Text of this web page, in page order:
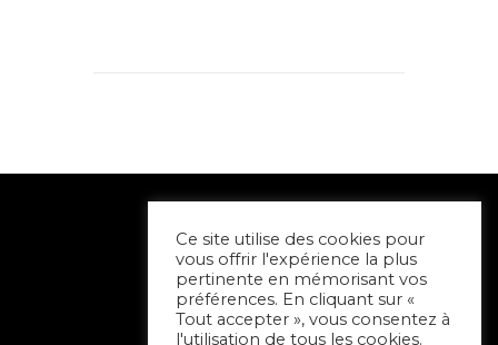
Ce site utilise des cookies pour
vous offrir l'expérience la plus
pertinente en mémorisant vos
préférences. En cliquant sur «
Tout accepter », vous consentez à
l'utilisation de tous les cookies.